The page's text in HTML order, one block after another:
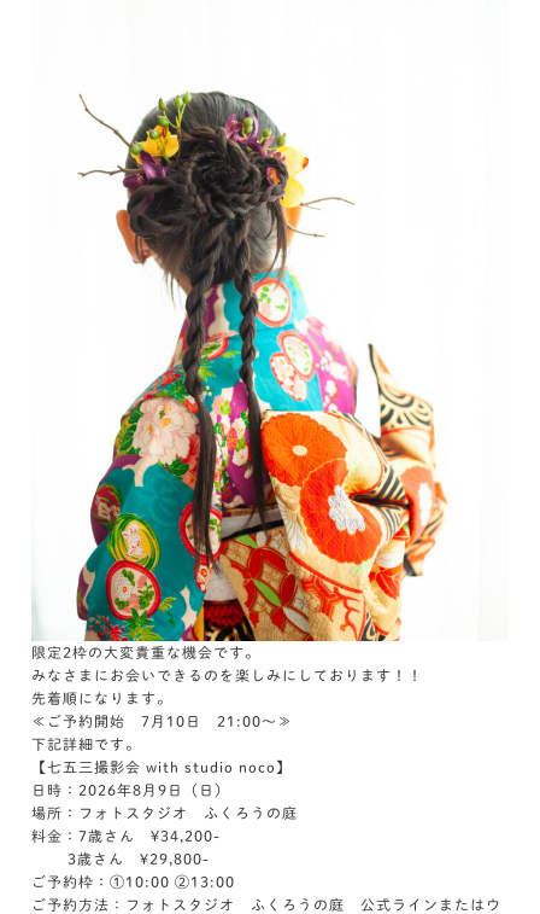
限定2枠の大変貴重な機会です。
みなさまにお会いできるのを楽しみにしております！！
先着順になります。
≪ご予約開始 7月10日 21:00～≫
下記詳細です。
【七五三撮影会 with studio noco】
日時：2026年8月9日（日）
場所：フォトスタジオ ふくろうの庭
料金：7歳さん ¥34,200-
3歳さん ¥29,800-
ご予約枠：①10:00 ②13:00
ご予約方法：フォトスタジオ ふくろうの庭 公式ラインまたはウ